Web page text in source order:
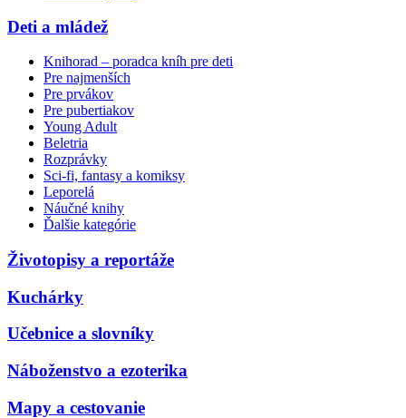
Deti a mládež
Knihorad – poradca kníh pre deti
Pre najmenších
Pre prvákov
Pre pubertiakov
Young Adult
Beletria
Rozprávky
Sci-fi, fantasy a komiksy
Leporelá
Náučné knihy
Ďalšie kategórie
Životopisy a reportáže
Kuchárky
Učebnice a slovníky
Náboženstvo a ezoterika
Mapy a cestovanie